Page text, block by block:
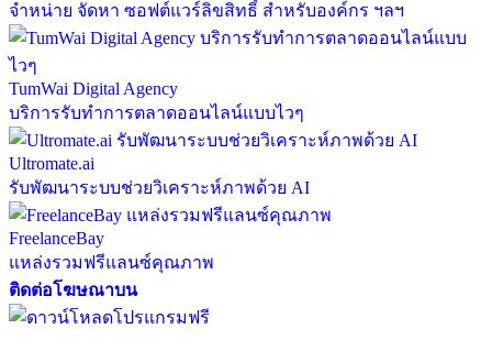
จำหน่าย จัดหา ซอฟต์แวร์ลิขสิทธิ์ สำหรับองค์กร ฯลฯ
TumWai Digital Agency
บริการรับทำการตลาดออนไลน์แบบไวๆ
Ultromate.ai
รับพัฒนาระบบช่วยวิเคราะห์ภาพด้วย AI
FreelanceBay
แหล่งรวมฟรีแลนซ์คุณภาพ
ติดต่อโฆษณาบน